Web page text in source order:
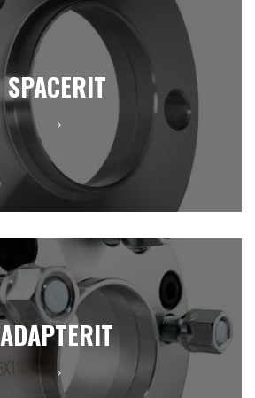
SPACERIT
ADAPTERIT